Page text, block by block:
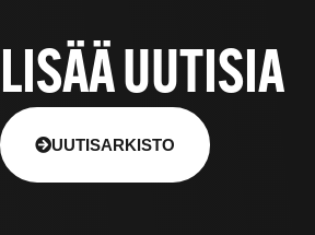
LISÄÄ UUTISIA
UUTISARKISTO